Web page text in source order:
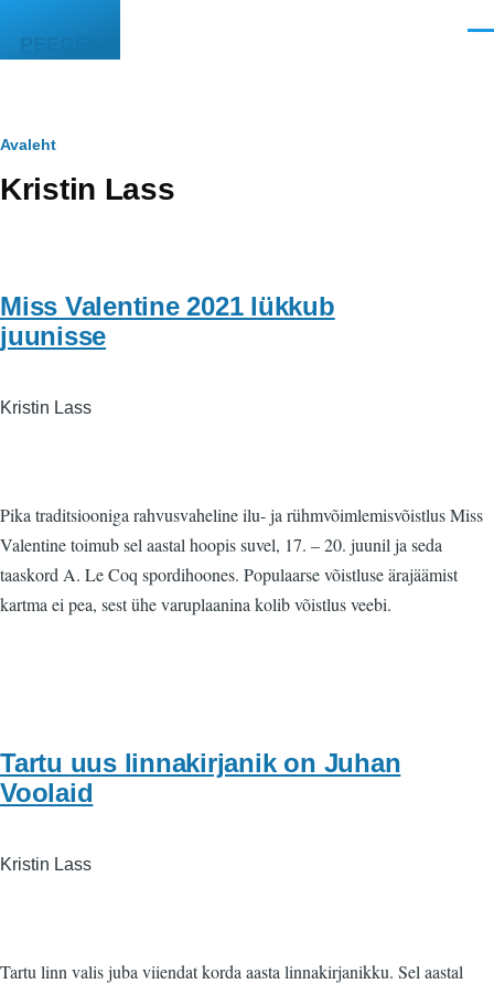
PEEGEL
Leivapuru
Avaleht
Kristin Lass
Miss Valentine 2021 lükkub
juunisse
Kristin Lass
Pika traditsiooniga rahvusvaheline ilu- ja rühmvõimlemisvõistlus Miss
Valentine toimub sel aastal hoopis suvel, 17. – 20. juunil ja seda
taaskord A. Le Coq spordihoones. Populaarse võistluse ärajäämist
kartma ei pea, sest ühe varuplaanina kolib võistlus veebi.
Tartu uus linnakirjanik on Juhan
Voolaid
Kristin Lass
Tartu linn valis juba viiendat korda aasta linnakirjanikku. Sel aastal